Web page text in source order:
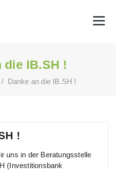
die IB.SH !
Danke an die IB.SH !
!
uns in der Beratungsstelle
(Investitionsbank